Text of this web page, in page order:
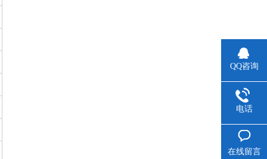
QQ咨询
电话
在线留言